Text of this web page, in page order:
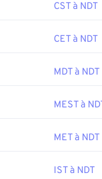
CST à NDT
CET à NDT
MDT à NDT
MEST à
MET à NDT
IST à NDT